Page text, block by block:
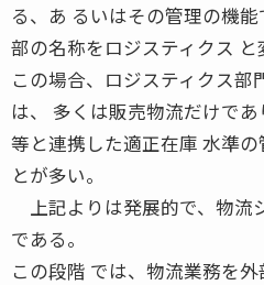
る、あ るいはその管理の機
部の名称をロジスティクス と
この場合、ロジスティクス部
は、 多くは販売物流だけで
等と連携した適正在庫 水準
とが多い。
上記よりは発展的で、物流
である。
この段階 では、物流業務を